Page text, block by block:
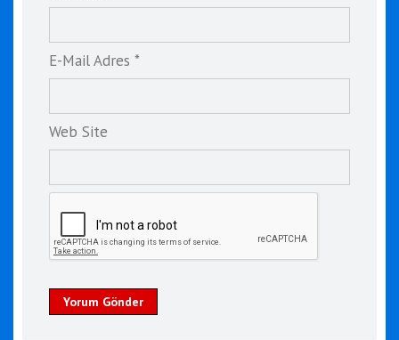
E-Mail Adres *
Web Site
Yorum Gönder